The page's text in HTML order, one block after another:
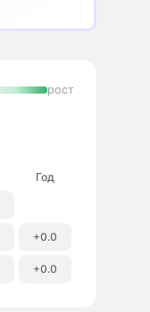
рост
Год
+0.0
+0.0